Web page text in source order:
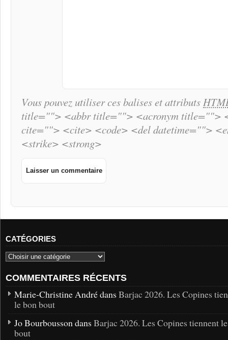
Vous pouvez utiliser ces balises et attributs
title=""> <abbr title=""> <acronym title="">
cite=""> <cite> <code> <del datetime="">
<strike> <strong>
CATÉGORIES
COMMENTAIRES RÉCENTS
Marie-Christine André dans Barjac 2026. Les Copines
le bon bout
Jo Bourbousson dans Barjac 2026. Les Copines tiennent
bout